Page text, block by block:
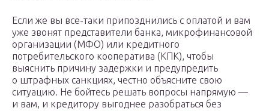
Если же вы все-таки припозднились с оплатой и вам
уже звонят представители банка, микрофинансовой
организации (МФО) или кредитного
потребительского кооператива (КПК), чтобы
выяснить причину задержки и предупредить
о штрафных санкциях, честно объясните свою
ситуацию. Не бойтесь решать вопросы напрямую —
и вам, и кредитору выгоднее разобраться без